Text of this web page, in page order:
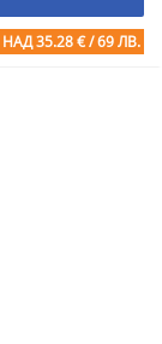
НАД 35.28 € / 69 ЛВ.